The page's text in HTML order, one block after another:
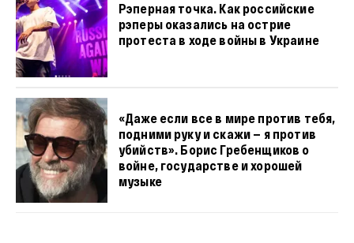
Рэперная точка. Как российские
рэперы оказались на острие
протеста в ходе войны в Украине
«Даже если все в мире против тебя,
подними руку и скажи — я против
убийств». Борис Гребенщиков о
войне, государстве и хорошей
музыке